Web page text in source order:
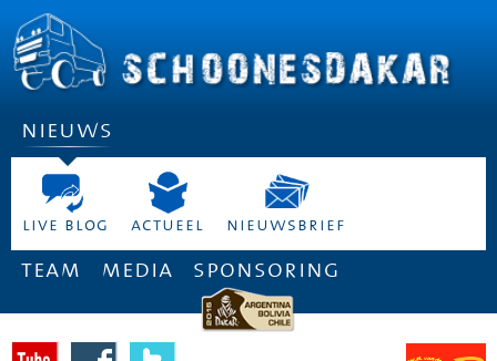
nieuws
live blog actueel nieuwsbrief
team media sponsoring